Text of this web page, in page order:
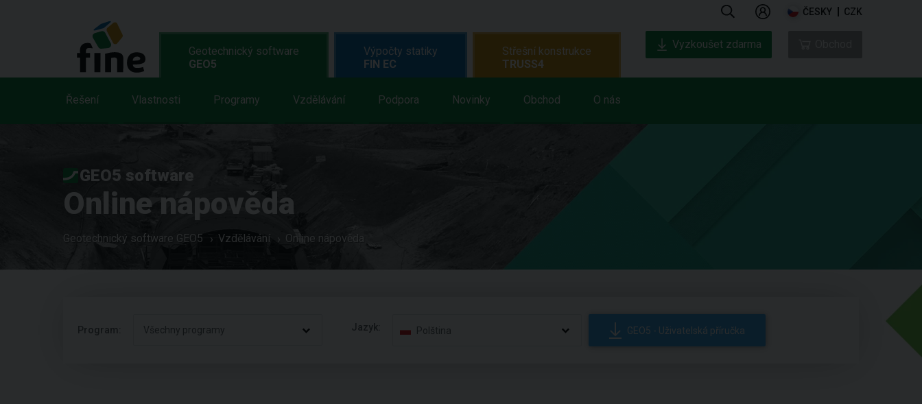
ČESKY CZK
Geotechnický software
GEO5
Řešení Vlastnosti Programy Vzdělávání Podpora Novinky Obchod O nás
Výpočty statiky
FIN EC
Střešní konstrukce
TRUSS4
Vyzkoušet zdarma
GEO5 software
Online nápověda
Geotechnický software GEO5 Vzdělávání Online nápověda
Program: Všechny programy Jazyk: Polština GEO5 - Uživatelská příručka